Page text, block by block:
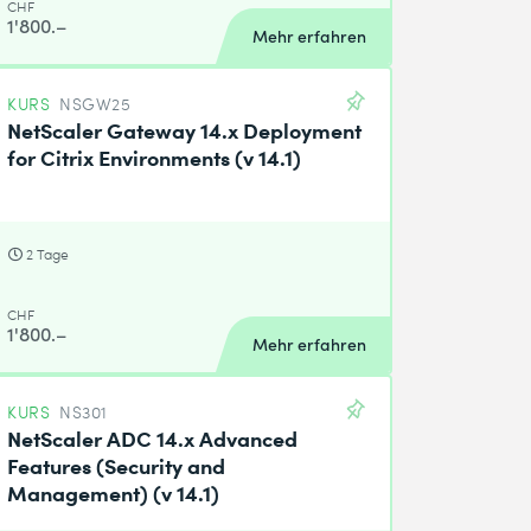
CHF
1'800.– Mehr erfahren
KURS NSGW25
NetScaler Gateway 14.x Deployment
for Citrix Environments (v 14.1)
2 Tage
CHF
1'800.– Mehr erfahren
KURS NS301
NetScaler ADC 14.x Advanced
Features (Security and
Management) (v 14.1)